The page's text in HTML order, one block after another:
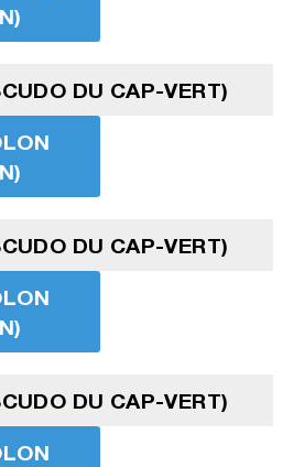
DU CAP-VERT)
DU CAP-VERT)
DU CAP-VERT)